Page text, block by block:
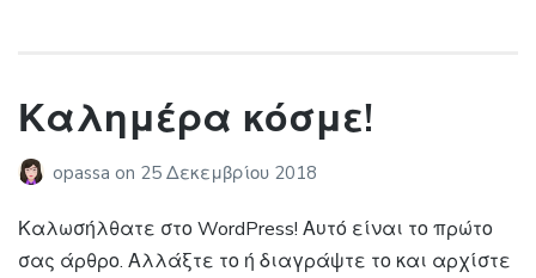
Καλημέρα κόσμε!
opassa on 25 Δεκεμβρίου 2018
Καλωσήλθατε στο WordPress! Αυτό είναι το πρώτο
σας άρθρο. Αλλάξτε το ή διαγράψτε το και αρχίστε